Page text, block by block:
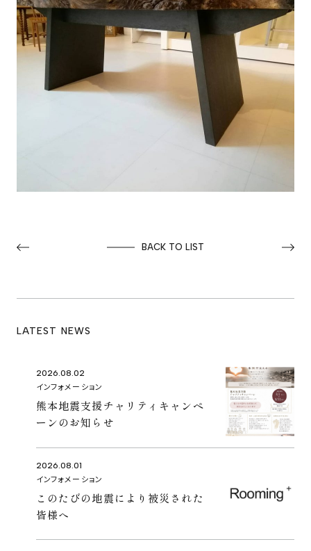
BACK TO LIST
LATEST NEWS
2026.08.02
インフォメーション
熊本地震支援チャリティキャンペ
ーンのお知らせ
2026.08.01
インフォメーション
このたびの地震により被災された
皆様へ